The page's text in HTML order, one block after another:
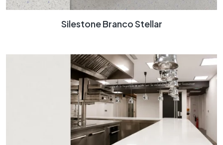
Silestone Branco Stellar